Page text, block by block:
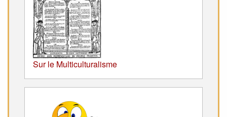
Sur le Multiculturalisme